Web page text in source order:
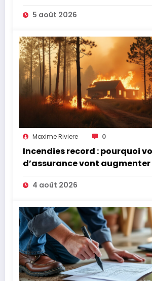
5 août 2026
Maxime Riviere 0
Incendies record : pourquoi
d’assurance vont augmenter
4 août 2026